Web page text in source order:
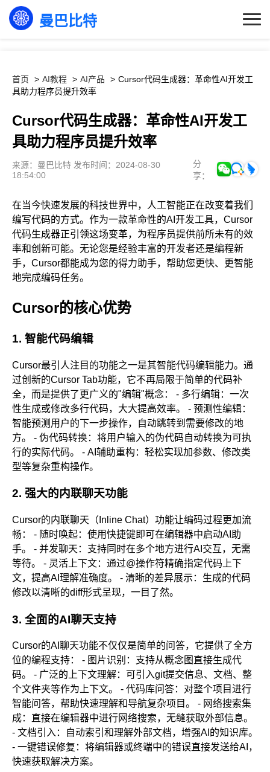
曼巴比特
首页 AI教程 AI产品
Cursor代码生成器：革命性AI开发工
具助力程序员提升效率
Cursor代码生成器：革命性AI开发工
具助力程序员提升效率
来源：曼巴比特 发布时间：2024-08-30
18:54:00
分
享：
在当今快速发展的科技世界中，人工智能正在改变着我们
编写代码的方式。作为一款革命性的AI开发工具，Cursor
代码生成器正引领这场变革，为程序员提供前所未有的效
率和创新可能。无论您是经验丰富的开发者还是编程新
手，Cursor都能成为您的得力助手，帮助您更快、更智能
地完成编码任务。
Cursor的核心优势
1. 智能代码编辑
Cursor最引人注目的功能之一是其智能代码编辑能力。通
过创新的Cursor Tab功能，它不再局限于简单的代码补
全，而是提供了更广义的"编辑"概念： - 多行编辑：一次
性生成或修改多行代码，大大提高效率。 - 预测性编辑：
智能预测用户的下一步操作，自动跳转到需要修改的地
方。 - 伪代码转换：将用户输入的伪代码自动转换为可执
行的实际代码。 - AI辅助重构：轻松实现加参数、修改类
型等复杂重构操作。
2. 强大的内联聊天功能
Cursor的内联聊天（Inline Chat）功能让编码过程更加流
畅： - 随时唤起：使用快捷键即可在编辑器中启动AI助
手。 - 并发聊天：支持同时在多个地方进行AI交互，无需
等待。 - 灵活上下文：通过@操作符精确指定代码上下
文，提高AI理解准确度。 - 清晰的差异展示：生成的代码
修改以清晰的diff形式呈现，一目了然。
3. 全面的AI聊天支持
Cursor的AI聊天功能不仅仅是简单的问答，它提供了全方
位的编程支持： - 图片识别：支持从概念图直接生成代
码。 - 广泛的上下文理解：可引入git提交信息、文档、整
个文件夹等作为上下文。 - 代码库问答：对整个项目进行
智能问答，帮助快速理解和导航复杂项目。 - 网络搜索集
成：直接在编辑器中进行网络搜索，无缝获取外部信息。
- 文档引入：自动索引和理解外部文档，增强AI的知识库。
- 一键错误修复：将编辑器或终端中的错误直接发送给AI，
快速获取解决方案。